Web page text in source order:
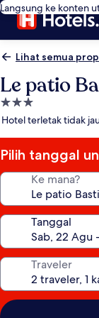
Langsung ke konten
Lihat semua
Le patio
Properti
bintang
Hotel terletak tidak
Pilih tanggal
Ke mana?
Tanggal
Traveler